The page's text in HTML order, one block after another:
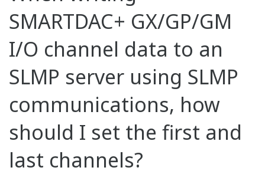
SMARTDAC+ GX/GP/GM
I/O channel data to an
SLMP server using SLMP
communications, how
should I set the first and
last channels?